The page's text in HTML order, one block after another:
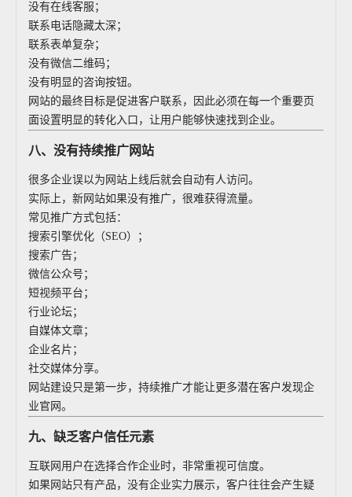
没有在线客服；
联系电话隐藏太深；
联系表单复杂；
没有微信二维码；
没有明显的咨询按钮。
网站的最终目标是促进客户联系，因此必须在每一个重要页
面设置明显的转化入口，让用户能够快速找到企业。
八、没有持续推广网站
很多企业误以为网站上线后就会自动有人访问。
实际上，新网站如果没有推广，很难获得流量。
常见推广方式包括：
搜索引擎优化（SEO）；
搜索广告；
微信公众号；
短视频平台；
行业论坛；
自媒体文章；
企业名片；
社交媒体分享。
网站建设只是第一步，持续推广才能让更多潜在客户发现企
业官网。
九、缺乏客户信任元素
互联网用户在选择合作企业时，非常重视可信度。
如果网站只有产品，没有企业实力展示，客户往往会产生疑